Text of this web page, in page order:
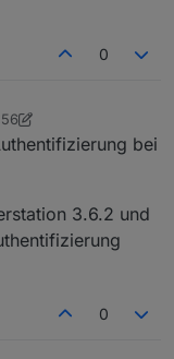
0
bei
3.6.2 und
0